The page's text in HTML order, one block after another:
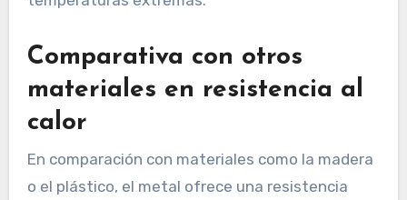
Comparativa con otros
materiales en resistencia al
calor
En comparación con materiales como la madera
o el plástico, el metal ofrece una resistencia